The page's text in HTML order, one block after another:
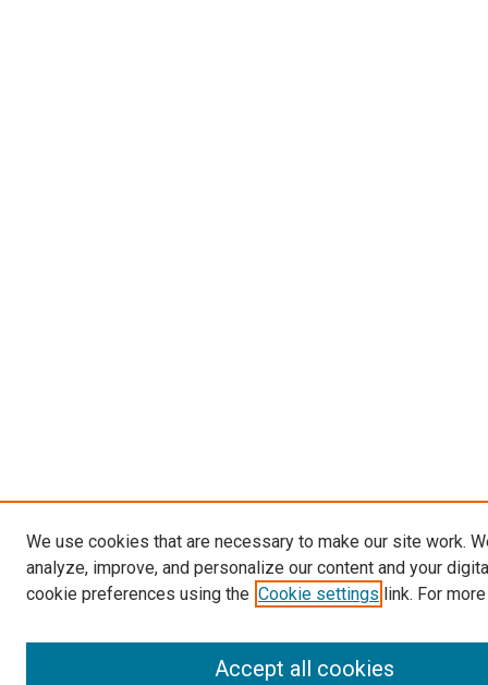
We use cookies that are necessary to make our site work.
analyze, improve, and personalize our content and your
cookie preferences using the Cookie settings link. For
Accept all cookies